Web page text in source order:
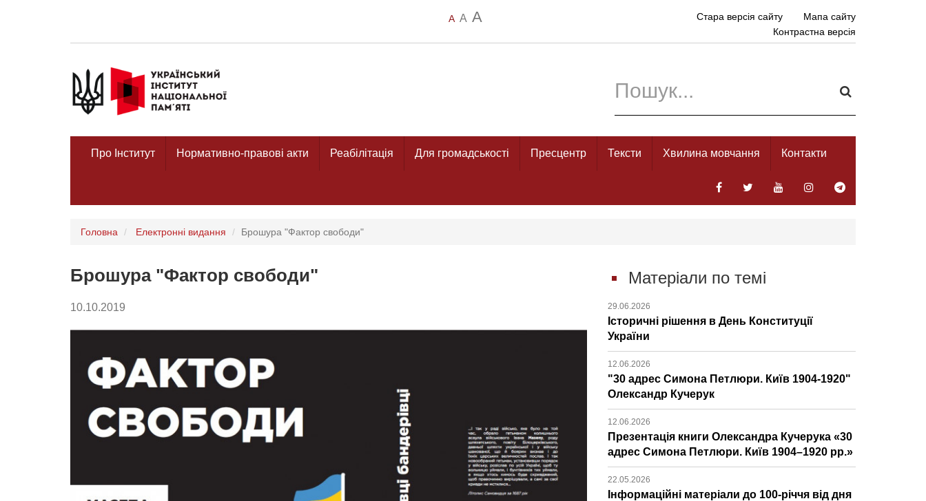
A A A Стара версія сайту
Мапа сайту
Контрастна версія
Про Інститут Нормативно-правові акти Реабілітація Для громадськості Пресцентр Тексти Хвилина мовчання Контакти
Головна Електронні видання Брошура "Фактор свободи"
Брошура "Фактор свободи"
10.10.2019
Матеріали по темі
29.06.2026
Історичні рішення в День Конституції
України
12.06.2026
"30 адрес Симона Петлюри. Київ 1904-1920"
Олександр Кучерук
12.06.2026
Презентація книги Олександра Кучерука «30
адрес Симона Петлюри. Київ 1904–1920 рр.»
22.05.2026
Інформаційні матеріали до 100-річчя від дня